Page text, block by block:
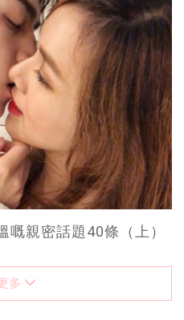
嘅親密話題40條（上）
多